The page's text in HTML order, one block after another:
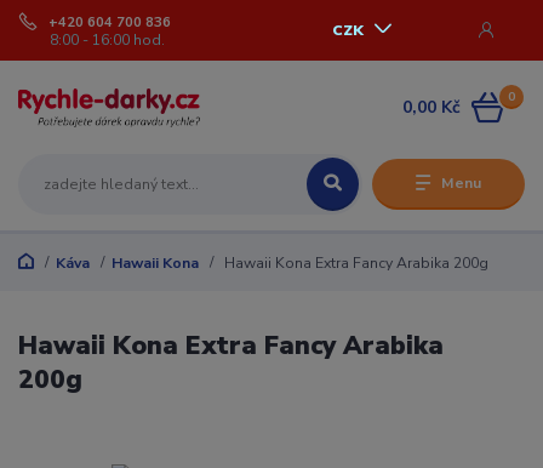
Menu
CZK
+420 604 700 836
8:00 - 16:00 hod.
0
0,00 Kč
Káva Hawaii Kona Hawaii Kona Extra Fancy Arabika 200g
Hawaii Kona Extra Fancy Arabika
200g